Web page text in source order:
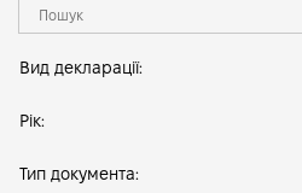
Вид декларації:
Рік:
Тип документа: